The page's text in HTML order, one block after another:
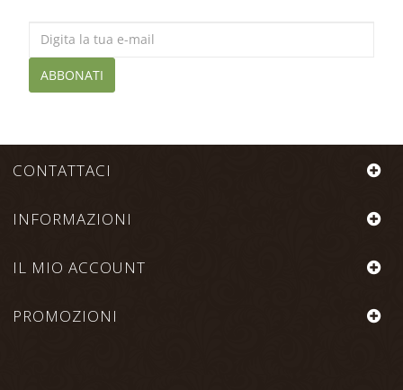
ABBONATI
CONTATTACI
INFORMAZIONI
IL MIO ACCOUNT
PROMOZIONI